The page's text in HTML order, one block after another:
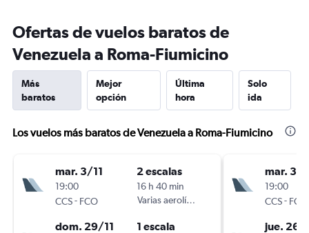
Ofertas de vuelos baratos de
Venezuela a Roma-Fiumicino
Más
baratos
Mejor
opción
Última
hora
Solo
ida
Los vuelos más baratos de Venezuela a Roma-Fiumicino
mar. 3/11
19:00
CCS- FCO
2 escalas
16 h 40 min
Varias aerolíneas
dom. 29/11 1 escala
mar. 3/
19:00
CCS- FCO
jue. 26/